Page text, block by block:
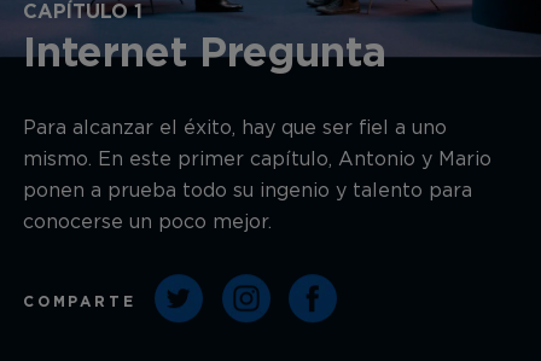
CAPÍTULO 1
Internet Pregunta
Para alcanzar el éxito, hay que ser fiel a uno
mismo. En este primer capítulo, Antonio y Mario
ponen a prueba todo su ingenio y talento para
conocerse un poco mejor.
COMPARTE